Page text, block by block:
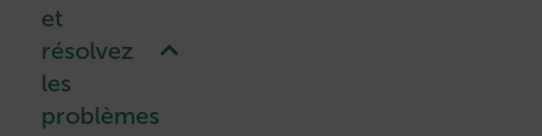
et
résolvez
les
problèmes